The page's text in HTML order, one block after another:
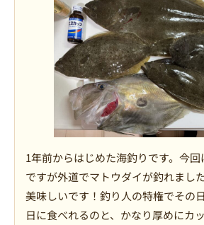
1年前からはじめた海釣りです。今
ですが外道でマトウダイが釣れまし
美味しいです！釣り人の特権でその
日に食べれるのと、かなり厚めにカ